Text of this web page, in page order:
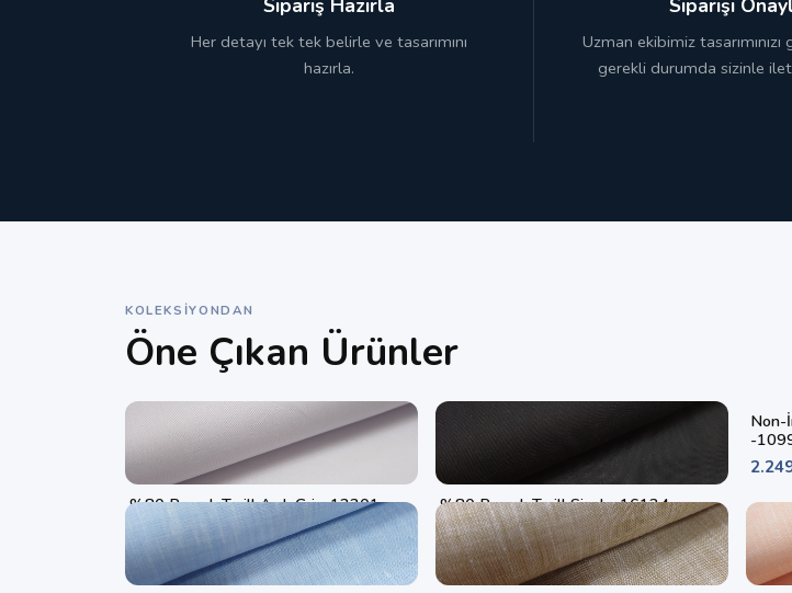
Sipariş Hazırla
Her detayı tek tek belirle ve tasarımını
hazırla.
Siparişi
Uzman ekibimiz
gerekli durumda sizinle
KOLEKSIYONDAN
Öne Çıkan Ürünler
%80 Pamuk Twill Açık Gri - 12201
1.249,00 ₺
%80 Pamuk Twill Siyah- 16124
1.249,00 ₺
Non-
-